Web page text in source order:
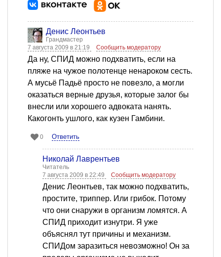
Денис Леонтьев
Грандмастер
7 августа 2009 в 21:19
Сообщить модератору
Да ну, СПИД можно подхватить, если на
пляже на чужое полотенце ненароком сесть.
А мусьё Падьё просто не повезло, а могли
оказаться верные друзья, которые залог бы
внесли или хорошего адвоката нанять.
Какогонть ушлого, как кузен Гамбини.
0 Ответить
Николай Лаврентьев
Читатель
7 августа 2009 в 22:49
Сообщить модератору
Денис Леонтьев, так можно подхватить,
простите, триппер. Или грибок. Потому
что они снаружи в организм ломятся. А
СПИД приходит изнутри. Я уже
объяснял тут причины и механизм.
СПИДом заразиться невозможно! Он за